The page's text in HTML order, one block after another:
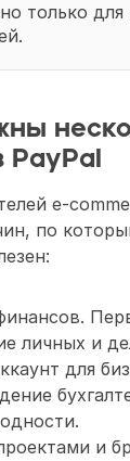
только
PayPal
e-
по
личных и
для
и